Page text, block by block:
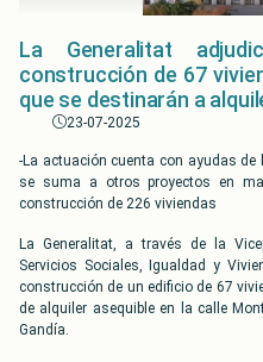
La Generalitat
construcción de 67
que se destinarán a
23-07-2025
-La actuación cuenta con ayudas
se suma a otros proyectos en
construcción de 226 viviendas
La Generalitat, a través de la
Servicios Sociales, Igualdad y
construcción de un edificio de 67
de alquiler asequible en la calle
Gandía.